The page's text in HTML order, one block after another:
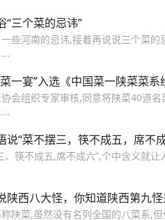
“三个菜的忌讳”
一些河南的忌讳,接着再说说三个菜
一宴”入选《中国菜一陕菜菜系
会组织专家审核,同意将陕菜40道
说“菜不摆三，筷不成五，席不
、筷不成五,席不成六”,个中含义就
陕西八大怪，你知道陕西第九怪
陕菜,虽然没有名列全国的八菜系,